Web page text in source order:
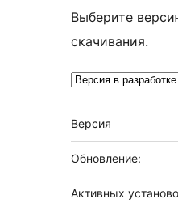
Выберите
скачивания.
Мета
Версия
Обновление:
Активных